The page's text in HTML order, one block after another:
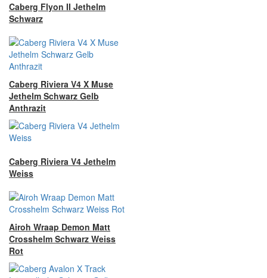
Caberg Flyon II Jethelm
Schwarz
Caberg Riviera V4 X Muse
Jethelm Schwarz Gelb
Anthrazit
Caberg Riviera V4 Jethelm
Weiss
Airoh Wraap Demon Matt
Crosshelm Schwarz Weiss
Rot